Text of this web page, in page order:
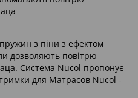
з піни з ефектом
дозволяють повітрю
Система Nucol пропонує
для Матрасов Nucol -